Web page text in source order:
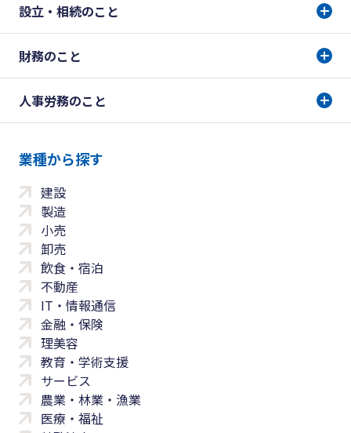
設立・相続のこと
財務のこと
人事労務のこと
業種から探す
建設
製造
小売
卸売
飲食・宿泊
不動産
IT・情報通信
金融・保険
理美容
教育・学術支援
サービス
農業・林業・漁業
医療・福祉